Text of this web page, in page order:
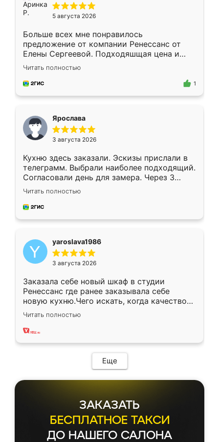
5 августа 2026
Больше всех мне понравилось
предложение от компании Ренессанс от
Елены Сергеевой. Подходяшщая цена и
короткие сроки изготовления. Приехавший
для замера сотрудник Владислав
предложил по моему эскизу самый
Читать полностью
1
Ярослава
3 августа 2026
Кухню здесь заказали. Эскизы прислали в
телеграмм. Выбрали наиболее подходящий.
Согласовали день для замера. Через 3
недели кухня была уже готова. Остались
довольны работой. Спасибо Ренессанс
мебель за качественную работу!
Читать полностью
yaroslava1986
3 августа 2026
Заказала себе новый шкаф в студии
Ренессанс где ранее заказывала себе
новую кухню.Чего искать, когда качеством
вполне довольна. Служит кухня уже почти
два года, нареканий нет.
Читать полностью
Еще
ЗАКАЗАТЬ
БЕСПЛАТНОЕ ТАКСИ
ДО НАШЕГО САЛОНА